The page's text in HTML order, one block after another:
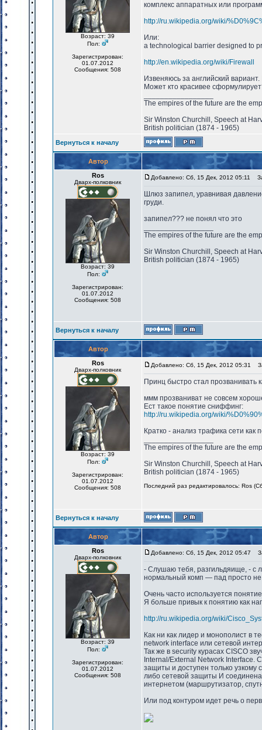
Возраст: 39
Пол:
Зарегистрирован:
01.07.2012
Сообщения: 508
комплекс аппаратных или
http://ru.wikipedia.org/wiki/
Или:
a technological barrier designed to
http://en.wikipedia.org/wiki/Firewall
Извеняюсь за английский
Может кто красивее
The empires of the future are the
Sir Winston Churchill, Speech at
British politician (1874 - 1965)
Вернуться к началу
Автор
Ros
Дварх-полковник
Возраст: 39
Пол:
Зарегистрирован:
01.07.2012
Сообщения: 508
Добавлено: Сб, 15 Дек, 2012 05:11
Шлюз запипел, уравнивая
груди.
запипел??? не понял что это
The empires of the future are the
Sir Winston Churchill, Speech at
British politician (1874 - 1965)
Вернуться к началу
Автор
Ros
Дварх-полковник
Возраст: 39
Пол:
Зарегистрирован:
01.07.2012
Сообщения: 508
Добавлено: Сб, 15 Дек, 2012 05:31
Принц быстро стал прозванивать
ммм прозваниват не совсем
Ест такое понятие сниффинг:
http://ru.wikipedia.org/wiki/
Кратко - анализ трафика сети как
The empires of the future are the
Sir Winston Churchill, Speech at
British politician (1874 - 1965)
Последний раз редактировалось: Ros
Вернуться к началу
Автор
Ros
Дварх-полковник
Возраст: 39
Пол:
Зарегистрирован:
01.07.2012
Сообщения: 508
Добавлено: Сб, 15 Дек, 2012 05:47
- Слушаю тебя, разгильдяище, - с
нормальный комп — пад просто
Очень часто используется
Я больше привык к понятию как
http://ru.wikipedia.org/wiki/
Как ни как лидер и монополист в
network interface или сетевой
Так же в security курасах CISCO
Internal/External Network Interface.
защиты и доступен только узкому
либо сетевой защиты И
интернетом (маршрутизатор,
Или под контуром идет речь о